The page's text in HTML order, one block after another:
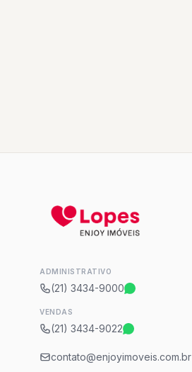
ADMINISTRATIVO
(21) 3434-9000
VENDAS
(21) 3434-9022
contato@enjoyimoveis.com.br